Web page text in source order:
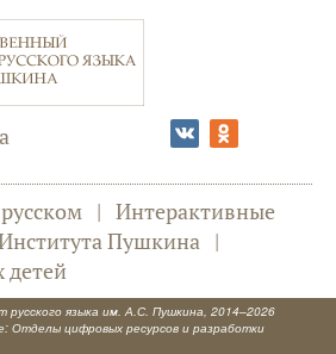
| Интерактивные
Пушкина |
детей
русского языка им. А.С. Пушкина, 2014–2026
Отделы цифровых ресурсов и разработки